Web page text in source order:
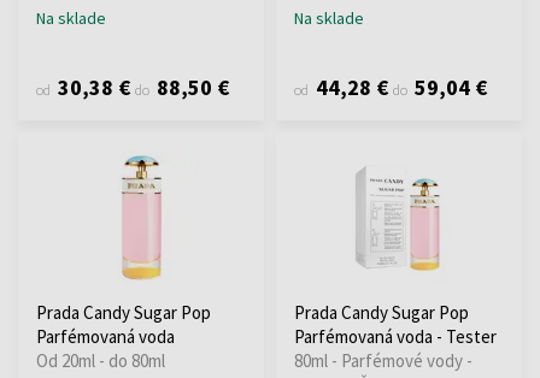
Na sklade
od 30,38 € do 88,50 €
Na sklade
od 44,28 € do 59,04 €
Prada Candy Sugar Pop
Parfémovaná voda
Od 20ml - do 80ml
Prada Candy Sugar Pop
Parfémovaná voda - Tester
80ml - Parfémové vody -